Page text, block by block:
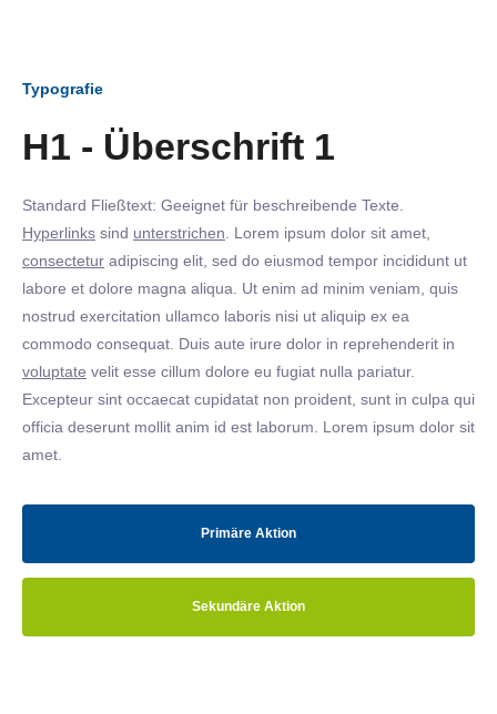
Typografie
H1 - Überschrift 1
Standard Fließtext: Geeignet für beschreibende Texte.
Hyperlinks sind unterstrichen . Lorem ipsum dolor sit amet,
consectetur adipiscing elit, sed do eiusmod tempor incididunt ut
labore et dolore magna aliqua. Ut enim ad minim veniam, quis
nostrud exercitation ullamco laboris nisi ut aliquip ex ea
commodo consequat. Duis aute irure dolor in reprehenderit in
voluptate velit esse cillum dolore eu fugiat nulla pariatur.
Excepteur sint occaecat cupidatat non proident, sunt in culpa qui
officia deserunt mollit anim id est laborum. Lorem ipsum dolor sit
amet.
Primäre Aktion
Sekundäre Aktion